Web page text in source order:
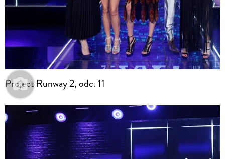
Project Runway 2, odc. 11